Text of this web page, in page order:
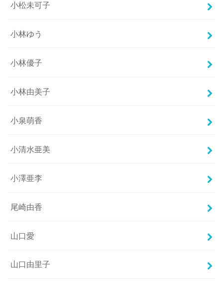
小松未可子
小林ゆう
小林優子
小林由美子
小泉萌香
小清水亜美
小澤亜李
尾崎由香
山口愛
山口由里子